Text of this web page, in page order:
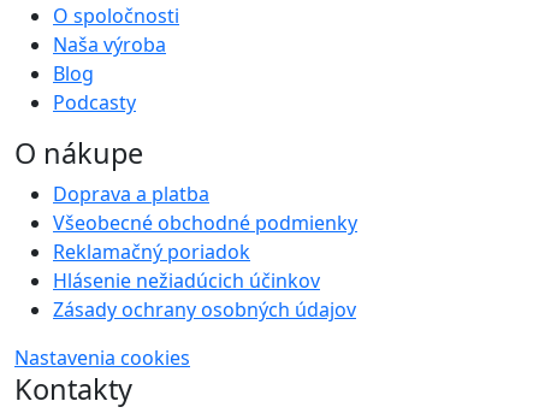
O spoločnosti
Naša výroba
Blog
Podcasty
O nákupe
Doprava a platba
Všeobecné obchodné podmienky
Reklamačný poriadok
Hlásenie nežiadúcich účinkov
Zásady ochrany osobných údajov
Nastavenia cookies
Kontakty